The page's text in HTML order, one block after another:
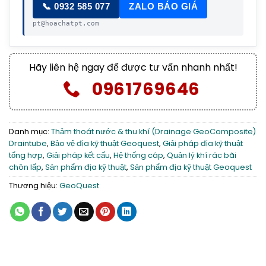
📞 0932 585 077 ZALO BÁO GIÁ
pt@hoachatpt.com
Hãy liên hệ ngay để được tư vấn nhanh nhất!
0961769646
Danh mục: Thảm thoát nước & thu khí (Drainage GeoComposite)
Draintube, Bảo vệ địa kỹ thuật Geoquest, Giải pháp địa kỹ thuật
tổng hợp, Giải pháp kết cấu, Hệ thống cáp, Quản lý khí rác bãi
chôn lấp, Sản phẩm địa kỹ thuật, Sản phẩm địa kỹ thuật Geoquest
Thương hiệu: GeoQuest